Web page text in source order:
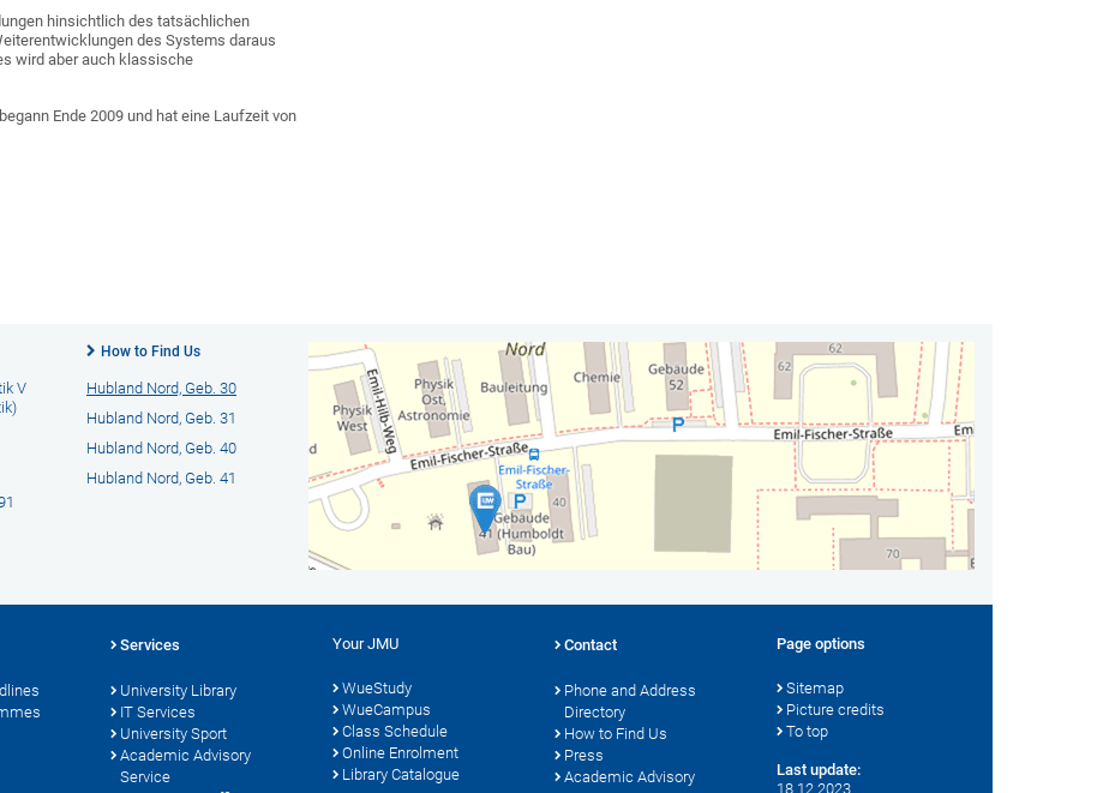
hinsichtlich des tatsächlichen
des Systems daraus
wird aber auch klassische
Ende 2009 und hat eine Laufzeit von
V
How to Find Us
Hubland Nord, Geb. 30
Hubland Nord, Geb. 31
Hubland Nord, Geb. 40
Hubland Nord, Geb. 41
Services
University Library
IT Services
University Sport
Academic Advisory
Service
Your JMU
WueStudy
WueCampus
Class Schedule
Online Enrolment
Library Catalogue
Contact
Phone and Address
Directory
How to Find Us
Press
Academic Advisory
Page options
Sitemap
Picture credits
To top
Last update:
18.12.2023